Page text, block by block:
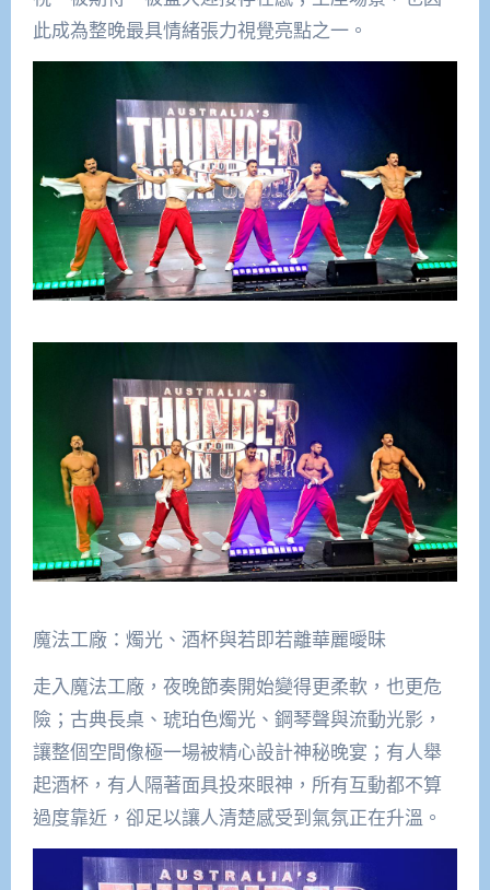
此成為整晚最具情緒張力視覺亮點之一。
魔法工廠：燭光、酒杯與若即若離華麗曖昧
走入魔法工廠，夜晚節奏開始變得更柔軟，也更危
險；古典長桌、琥珀色燭光、鋼琴聲與流動光影，
讓整個空間像極一場被精心設計神秘晚宴；有人舉
起酒杯，有人隔著面具投來眼神，所有互動都不算
過度靠近，卻足以讓人清楚感受到氣氛正在升溫。